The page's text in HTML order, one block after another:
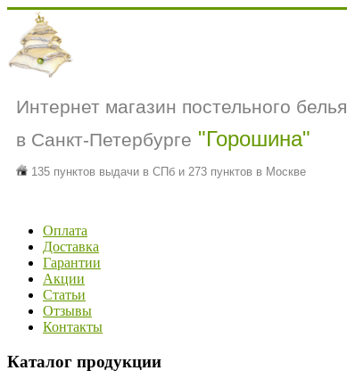
Интернет магазин постельного белья
в Санкт-Петербурге "Горошина"
135 пунктов выдачи в СПб и 273 пунктов в Москве
Оплата
Доставка
Гарантии
Акции
Статьи
Отзывы
Контакты
Каталог продукции